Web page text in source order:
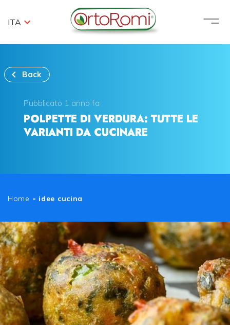
ITA
Back
Pubblicato 1 anno fa
POLPETTE DI VERDURA: TUTTE LE
VARIANTI DA CUCINARE
Home - idee cucina